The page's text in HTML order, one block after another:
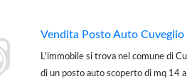
Vendita Posto Auto Cuveglio
L'immobile si trova nel comune di
di un posto auto scoperto di mq 14